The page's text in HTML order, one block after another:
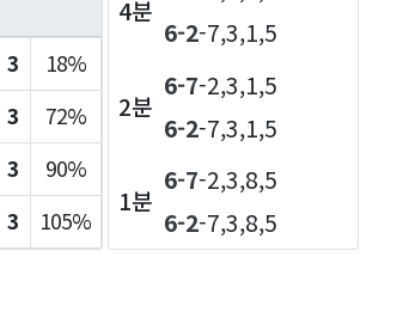
3
18%
3
72%
3
90%
3 105%
4분
6-2-7,3,1,5
2분
6-7-2,3,1,5
6-2-7,3,1,5
1분
6-7-2,3,8,5
6-2-7,3,8,5